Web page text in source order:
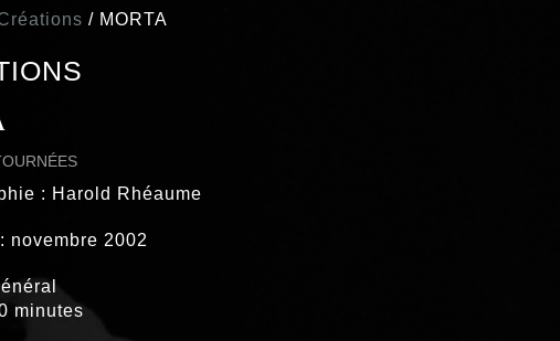
/ MORTA
: Harold Rhéaume
novembre 2002
minutes